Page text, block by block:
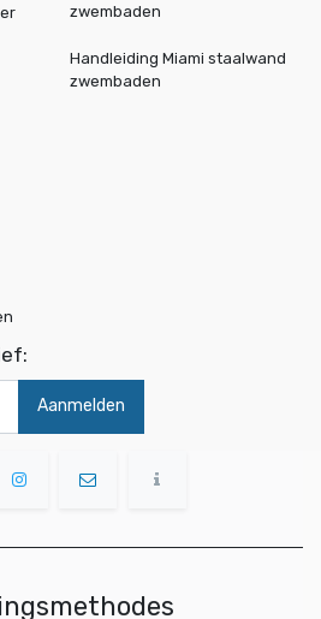
zwembaden
Handleiding Miami staalwand
zwembaden
Aanmelden